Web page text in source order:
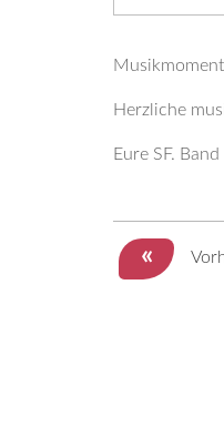
Herzliche
Eure SF.
«